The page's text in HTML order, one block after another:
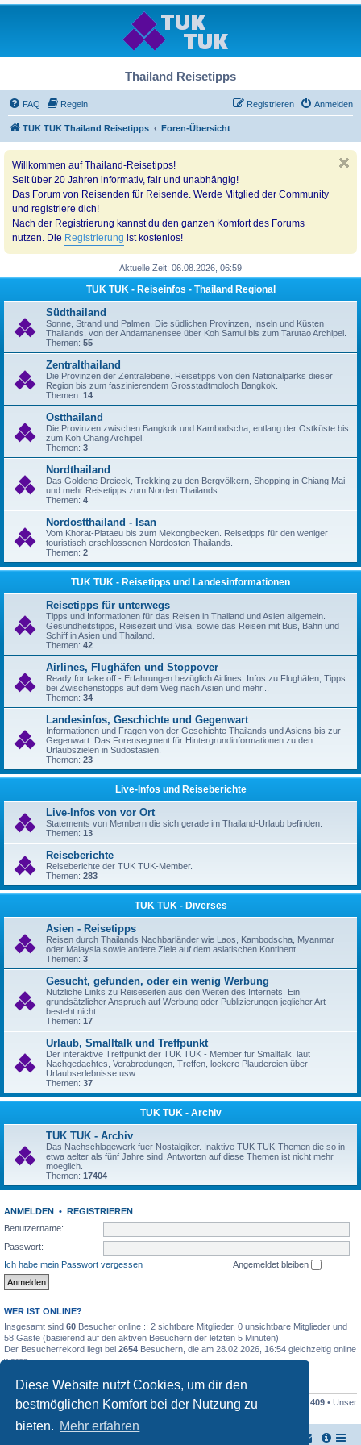
Diese Website nutzt Cookies, um dir den
bestmöglichen Komfort bei der Nutzung zu
bieten. Mehr erfahren
Thailand Reisetipps
FAQ Regeln Anmelden
Registrieren
TUK TUK Thailand Reisetipps Foren-Übersicht
Willkommen auf Thailand-Reisetipps!
Seit über 20 Jahren informativ, fair und unabhängig!
Das Forum von Reisenden für Reisende. Werde Mitglied der Community
und registriere dich!
Nach der Registrierung kannst du den ganzen Komfort des Forums
nutzen. Die Registrierung ist kostenlos!
Aktuelle Zeit: 06.08.2026, 06:59
TUK TUK - Reiseinfos - Thailand Regional
Südthailand
Sonne, Strand und Palmen. Die südlichen Provinzen, Inseln und Küsten
Thailands, von der Andamanensee über Koh Samui bis zum Tarutao Archipel.
Themen: 55
Zentralthailand
Die Provinzen der Zentralebene. Reisetipps von den Nationalparks dieser
Region bis zum faszinierendem Grosstadtmoloch Bangkok.
Themen: 14
Ostthailand
Die Provinzen zwischen Bangkok und Kambodscha, entlang der Ostküste bis
zum Koh Chang Archipel.
Themen: 3
Nordthailand
Das Goldene Dreieck, Trekking zu den Bergvölkern, Shopping in Chiang Mai
und mehr Reisetipps zum Norden Thailands.
Themen: 4
Nordostthailand - Isan
Vom Khorat-Plataeu bis zum Mekongbecken. Reisetipps für den weniger
touristisch erschlossenen Nordosten Thailands.
Themen: 2
TUK TUK - Reisetipps und Landesinformationen
Reisetipps für unterwegs
Tipps und Informationen für das Reisen in Thailand und Asien allgemein.
Gesundheitstipps, Reisezeit und Visa, sowie das Reisen mit Bus, Bahn und
Schiff in Asien und Thailand.
Themen: 42
Airlines, Flughäfen und Stoppover
Ready for take off - Erfahrungen bezüglich Airlines, Infos zu Flughäfen, Tipps
bei Zwischenstopps auf dem Weg nach Asien und mehr...
Themen: 34
Landesinfos, Geschichte und Gegenwart
Informationen und Fragen von der Geschichte Thailands und Asiens bis zur
Gegenwart. Das Forensegment für Hintergrundinformationen zu den
Urlaubszielen in Südostasien.
Themen: 23
Live-Infos und Reiseberichte
Live-Infos von vor Ort
Statements von Membern die sich gerade im Thailand-Urlaub befinden.
Themen: 13
Reiseberichte
Reiseberichte der TUK TUK-Member.
Themen: 283
TUK TUK - Diverses
Asien - Reisetipps
Reisen durch Thailands Nachbarländer wie Laos, Kambodscha, Myanmar
oder Malaysia sowie andere Ziele auf dem asiatischen Kontinent.
Themen: 3
Gesucht, gefunden, oder ein wenig Werbung
Nützliche Links zu Reiseseiten aus den Weiten des Internets. Ein
grundsätzlicher Anspruch auf Werbung oder Publizierungen jeglicher Art
besteht nicht.
Themen: 17
Urlaub, Smalltalk und Treffpunkt
Der interaktive Treffpunkt der TUK TUK - Member für Smalltalk, laut
Nachgedachtes, Verabredungen, Treffen, lockere Plaudereien über
Urlaubserlebnisse usw.
Themen: 37
TUK TUK - Archiv
TUK TUK - Archiv
Das Nachschlagewerk fuer Nostalgiker. Inaktive TUK TUK-Themen die so in
etwa aelter als fünf Jahre sind. Antworten auf diese Themen ist nicht mehr
moeglich.
Themen: 17404
ANMELDEN • REGISTRIEREN
Benutzername:
Passwort:
Ich habe mein Passwort vergessen
Angemeldet bleiben
WER IST ONLINE?
Insgesamt sind 60 Besucher online :: 2 sichtbare Mitglieder, 0 unsichtbare Mitglieder und
58 Gäste (basierend auf den aktiven Besuchern der letzten 5 Minuten)
Der Besucherrekord liegt bei 2654 Besuchern, die am 28.02.2026, 16:54 gleichzeitig online
waren.
STATISTIK
Beiträge insgesamt161446• Themen insgesamt17949• Mitglieder insgesamt 409 • Unser
neuestes Mitglied: